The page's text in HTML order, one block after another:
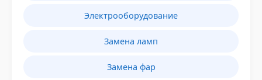
Электрооборудование
Замена ламп
Замена фар